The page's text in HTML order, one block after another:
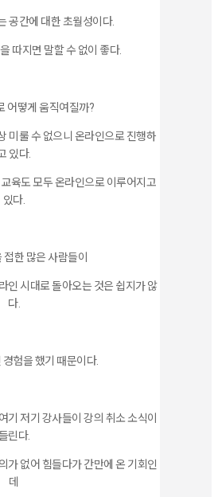
공간에 대한 초월성이다.
따지면 말할 수 없이 좋다.
어떻게 움직여질까?
미룰 수 없으니 온라인으로 진행하
있다.
육도 모두 온라인으로 이루어지고
있다.
한 많은 사람들이
인 시대로 돌아오는 것은 쉽지가 않
다.
험을 했기 때문이다.
저기 강사들이 강의 취소 소식이
린다.
가 없어 힘들다가 간만에 온 기회인
데